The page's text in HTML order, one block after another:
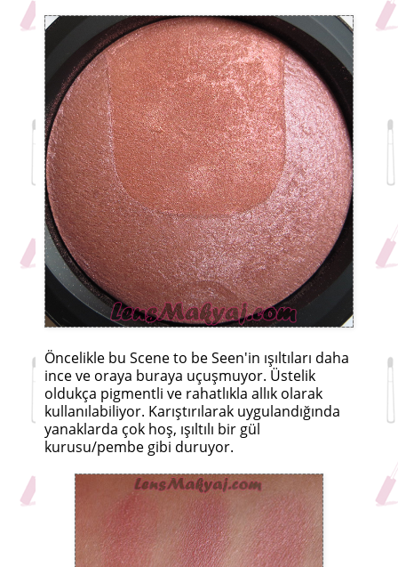
Öncelikle bu Scene to be Seen'in ışıltıları daha
ince ve oraya buraya uçuşmuyor. Üstelik
oldukça pigmentli ve rahatlıkla allık olarak
kullanılabiliyor. Karıştırılarak uygulandığında
yanaklarda çok hoş, ışıltılı bir gül
kurusu/pembe gibi duruyor.